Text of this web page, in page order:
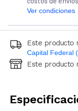
Ver condiciones
Este producto
Capital Federal
Ingresá código
Este producto